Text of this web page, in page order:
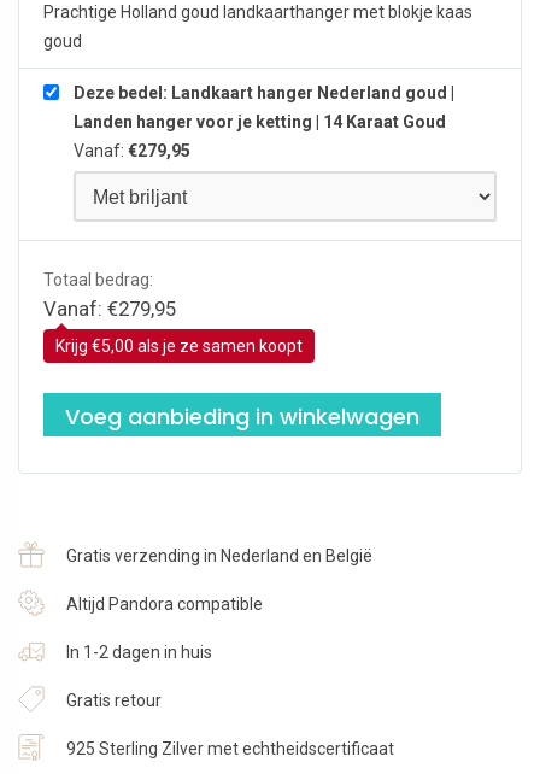
Prachtige Holland goud landkaarthanger met blokje kaas
goud
Deze bedel: Landkaart hanger Nederland goud |
Landen hanger voor je ketting | 14 Karaat Goud
Vanaf: €279,95
Totaal bedrag:
Vanaf: €279,95
Krijg €5,00 als je ze samen koopt
Voeg aanbieding in winkelwagen
Gratis verzending in Nederland en België
Altijd Pandora compatible
In 1-2 dagen in huis
Gratis retour
925 Sterling Zilver met echtheidscertificaat